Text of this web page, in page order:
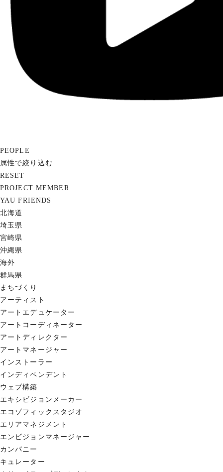
PEOPLE
属性で絞り込む
RESET
PROJECT MEMBER
YAU FRIENDS
北海道
埼玉県
宮崎県
沖縄県
海外
群馬県
まちづくり
アーティスト
アートエデュケーター
アートコーディネーター
アートディレクター
アートマネージャー
インストーラー
インディペンデント
ウェブ構築
エキシビジョンメーカー
エコゾフィックスタジオ
エリアマネジメント
エンビジョンマネージャー
カンパニー
キュレーター